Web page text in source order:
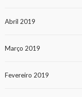
Abril 2019
Março 2019
Fevereiro 2019